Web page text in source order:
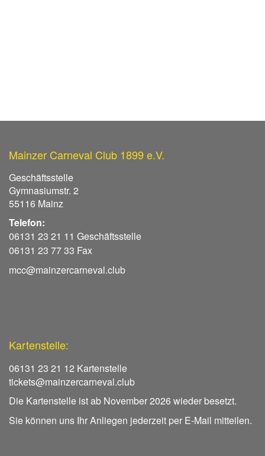
Mainzer Carneval Club 1899 e.V.
Geschäftsstelle
Gymnasiumstr. 2
55116 Mainz
Telefon:
06131 23 21 11 Geschäftsstelle
06131 23 77 33 Fax
mcc@mainzercarneval.club
Kartenstelle:
06131 23 21 12 Kartenstelle
tickets@mainzercarneval.club
Die Kartenstelle ist ab November 2026 wieder besetzt.
Sie können uns Ihr Anliegen jederzeit per E-Mail mitteilen.